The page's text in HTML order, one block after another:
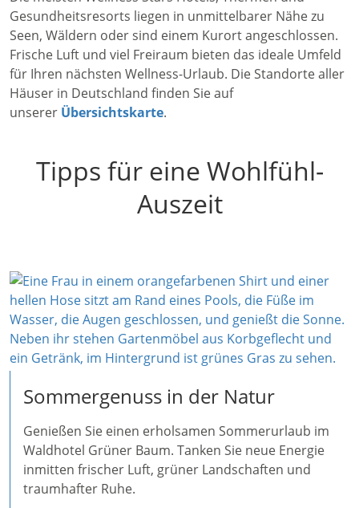
Gesundheitsresorts liegen in unmittelbarer Nähe zu
Seen, Wäldern oder sind einem Kurort angeschlossen.
Frische Luft und viel Freiraum bieten das ideale Umfeld
für Ihren nächsten Wellness-Urlaub. Die Standorte aller
Häuser in Deutschland finden Sie auf
unserer Übersichtskarte.
Tipps für eine Wohlfühl-
Auszeit
Sommergenuss in der Natur
Genießen Sie einen erholsamen Sommerurlaub im
Waldhotel Grüner Baum. Tanken Sie neue Energie
inmitten frischer Luft, grüner Landschaften und
traumhafter Ruhe.